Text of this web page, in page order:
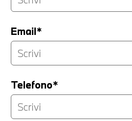
Email*
Telefono*